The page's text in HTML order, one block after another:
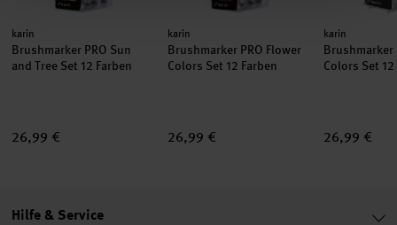
Hersteller:
karin
Brushmarker PRO Sun
and Tree Set 12 Farben
26,99 €
Hersteller:
karin
Brushmarker PRO Flower
Colors Set 12 Farben
26,99 €
Hersteller:
karin
Brushmarker
Colors Set
26,99 €
Hilfe & Service